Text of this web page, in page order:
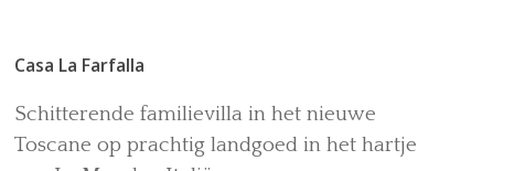
Casa La Farfalla
Schitterende familievilla in het nieuwe
Toscane op prachtig landgoed in het hartje